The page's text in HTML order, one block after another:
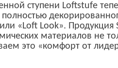
ступени Loftstufe
«Loft Look». Продукция
материалов не
это «комфорт от